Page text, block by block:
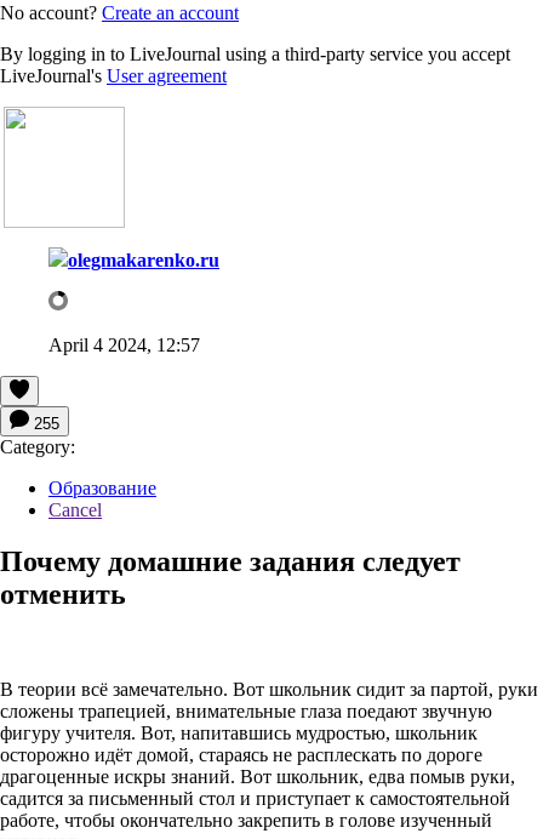
No account? Create an account
By logging in to LiveJournal using a third-party service you accept
LiveJournal's User agreement
olegmakarenko.ru
April 4 2024, 12:57
255
Category:
Образование
Cancel
Почему домашние задания следует
отменить
В теории всё замечательно. Вот школьник сидит за партой, руки
сложены трапецией, внимательные глаза поедают звучную
фигуру учителя. Вот, напитавшись мудростью, школьник
осторожно идёт домой, стараясь не расплескать по дороге
драгоценные искры знаний. Вот школьник, едва помыв руки,
садится за письменный стол и приступает к самостоятельной
работе, чтобы окончательно закрепить в голове изученный